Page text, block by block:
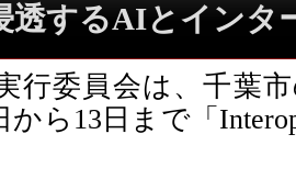
透するAIとインタ
行委員会は、千葉
から13日まで「